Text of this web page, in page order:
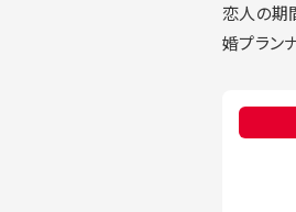
恋人の期
婚プラン